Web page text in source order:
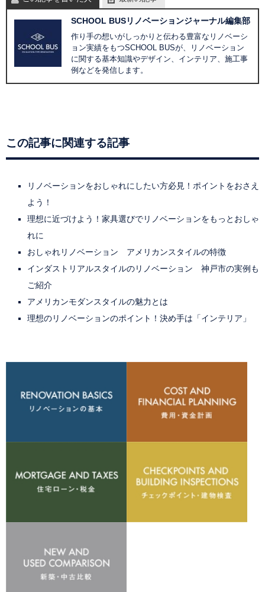
SCHOOL BUSリノベーションジャーナル編集部
作り手の想いがしっかりと伝わる豊富なリノベーシ
ョン実績をもつSCHOOL BUSが、リノベーション
に関する基本知識やデザイン、インテリア、施工事
例などを発信します。
この記事に関連する記事
リノベーションをおしゃれにしたい方必見！ポイントをおさえ
よう！
理想に近づけよう！家具選びでリノベーションをもっとおしゃ
れに
おしゃれリノベーション アメリカンスタイルの特徴
インダストリアルスタイルのリノベーション 神戸市の実例も
ご紹介
アメリカンモダンスタイルの魅力とは
理想のリノベーションのポイント！決め手は「インテリア」